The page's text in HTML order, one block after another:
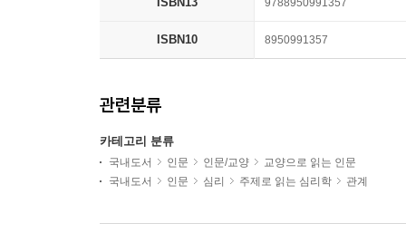
9788950991357
ISBN10 8950991357
관련분류
카테고리 분류
국내도서 인문 인문/교양
교양으로 읽는 인문
국내도서
인문 심리 주제로 읽는 심리학 관계